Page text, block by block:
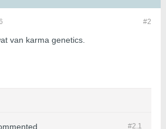
#2
van karma genetics.
#2.1